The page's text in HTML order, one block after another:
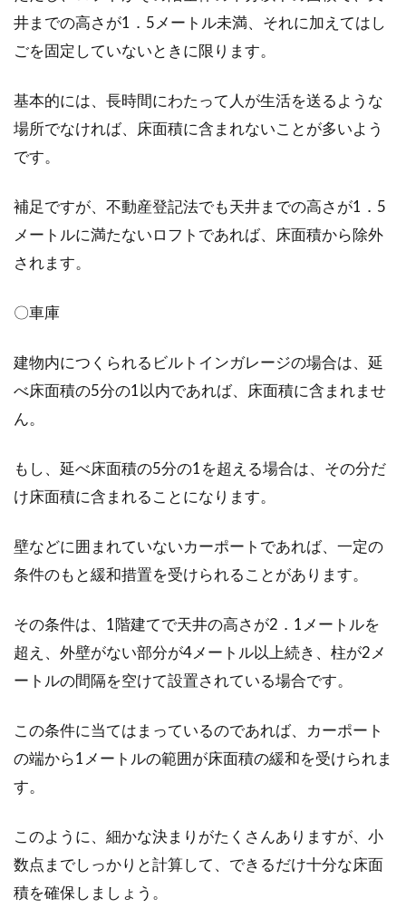
井までの高さが1．5メートル未満、それに加えてはし
ごを固定していないときに限ります。
基本的には、長時間にわたって人が生活を送るような
場所でなければ、床面積に含まれないことが多いよう
です。
補足ですが、不動産登記法でも天井までの高さが1．5
メートルに満たないロフトであれば、床面積から除外
されます。
〇車庫
建物内につくられるビルトインガレージの場合は、延
べ床面積の5分の1以内であれば、床面積に含まれませ
ん。
もし、延べ床面積の5分の1を超える場合は、その分だ
け床面積に含まれることになります。
壁などに囲まれていないカーポートであれば、一定の
条件のもと緩和措置を受けられることがあります。
その条件は、1階建てで天井の高さが2．1メートルを
超え、外壁がない部分が4メートル以上続き、柱が2メ
ートルの間隔を空けて設置されている場合です。
この条件に当てはまっているのであれば、カーポート
の端から1メートルの範囲が床面積の緩和を受けられま
す。
このように、細かな決まりがたくさんありますが、小
数点までしっかりと計算して、できるだけ十分な床面
積を確保しましょう。